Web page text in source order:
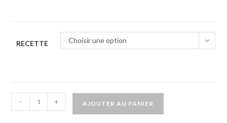
RECETTE Choisir une option
- + AJOUTER AU PANIER